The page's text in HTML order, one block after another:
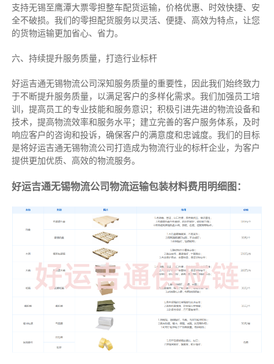
支持无锡至鹰潭大票零担整车配货运输，价格优惠、时效快捷、安
全不破损。我们的零担配货服务以灵活、便捷、高效为特点，让您
的货物运输更加省心、省力。
六、持续提升服务质量，打造行业标杆
好运吉通无锡物流公司深知服务质量的重要性，因此我们始终致力
于不断提升服务质量，以满足客户的多样化需求。我们加强员工培
训，提高员工的专业技能和服务意识；积极引进先进的物流设备和
技术，提高物流效率和服务水平；建立完善的客户服务体系，及时
响应客户的咨询和投诉，确保客户的满意度和忠诚度。我们的目标
是将好运吉通无锡物流公司打造成为物流行业的标杆企业，为客户
提供更加优质、高效的物流服务。
好运吉通无锡物流公司物流运输包装材料费用明细图：